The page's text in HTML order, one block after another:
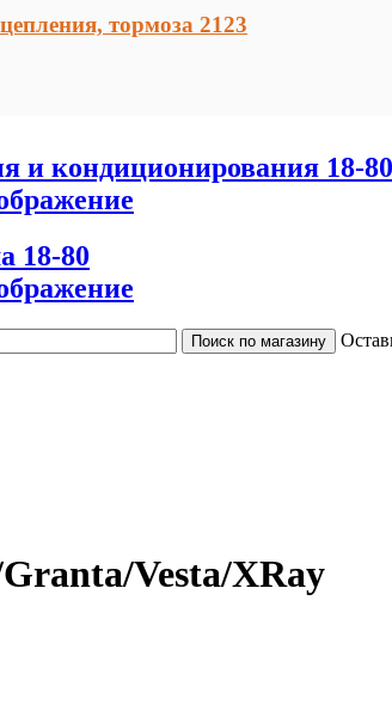
тормоза 2123
и кондиционирования 18-80
18-80
Vesta/XRay